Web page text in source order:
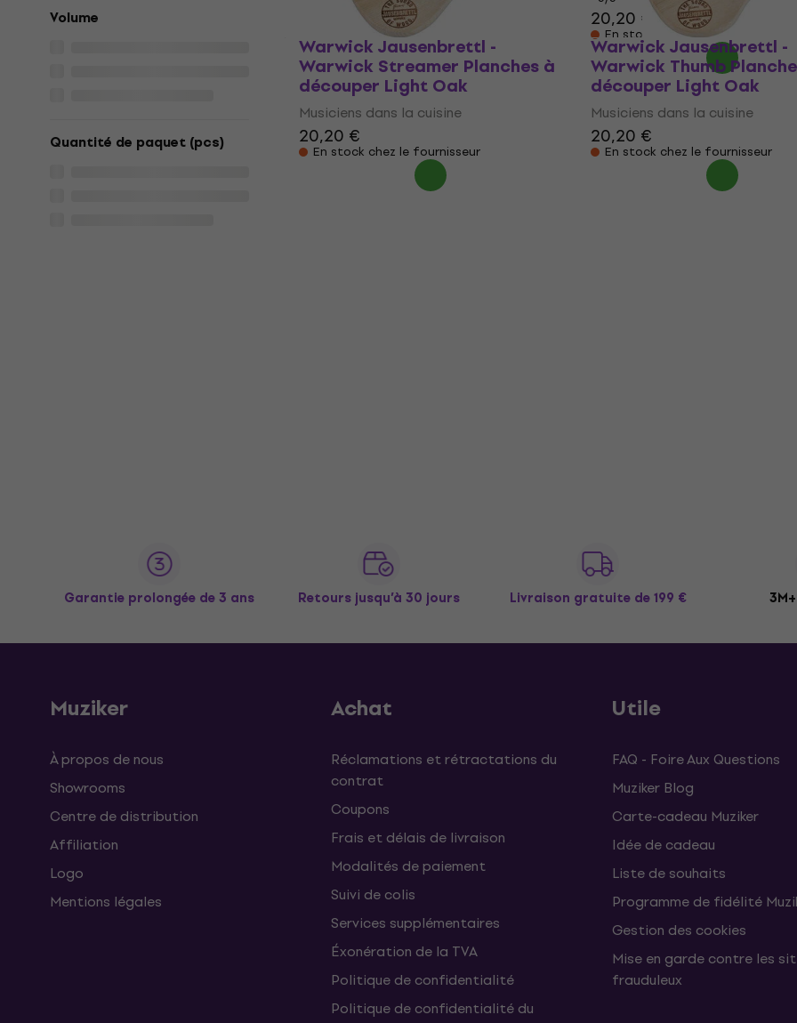
Volume
Quantité de paquet (pcs)
20,20 €
En stock chez le fournisseur
Warwick Jausenbrettl -
Warwick Streamer Planches à
découper Light Oak
Musiciens dans la cuisine
20,20 €
En stock chez le fournisseur
Warwick Jausenbrettl -
Warwick Thumb
découper Light Oak
Musiciens dans la cuisine
20,20 €
En stock chez le fournisseur
Garantie prolongée de 3 ans Retours jusqu’à 30 jours Livraison gratuite de 199 €
Muziker
À propos de nous
Showrooms
Centre de distribution
Affiliation
Logo
Mentions légales
Achat
Réclamations et rétractations du
contrat
Coupons
Frais et délais de livraison
Modalités de paiement
Suivi de colis
Services supplémentaires
Éxonération de la TVA
Politique de confidentialité
Politique de confidentialité du
Utile
FAQ - Foire Aux Questions
Muziker Blog
Carte-cadeau Muziker
Idée de cadeau
Liste de souhaits
Programme de fidélité
Gestion des cookies
Mise en garde contre les
frauduleux